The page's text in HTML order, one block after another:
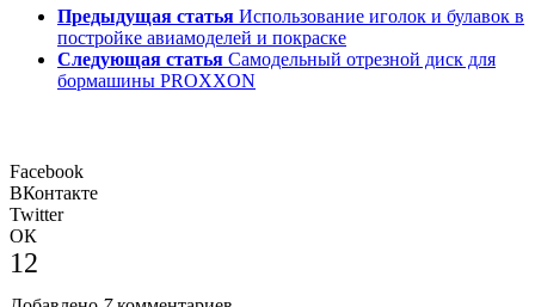
Предыдущая статья Использование иголок и булавок в
постройке авиамоделей и покраске
Следующая статья Самодельный отрезной диск для
бормашины PROXXON
Facebook
ВКонтакте
Twitter
ОК
12